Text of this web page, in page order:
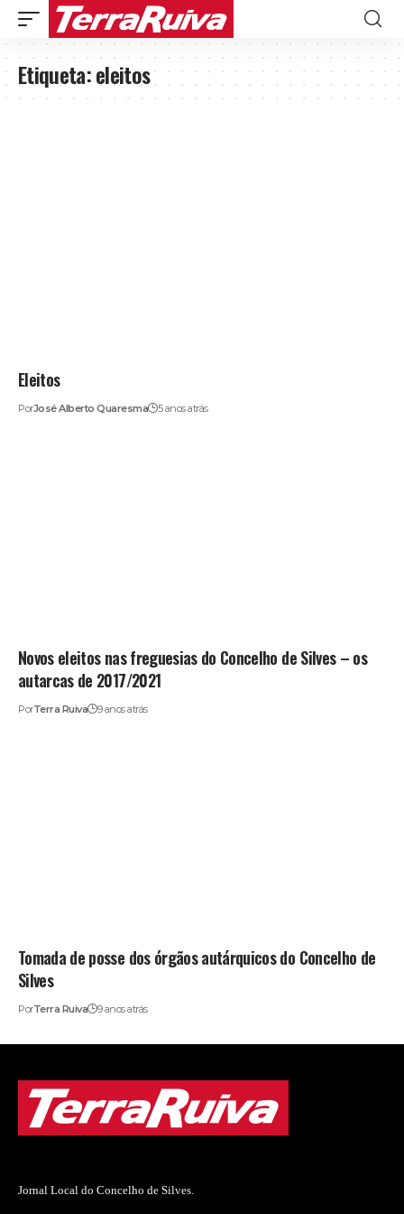
Etiqueta:eleitos
Eleitos
PorJosé Alberto Quaresma 5 anos atrás
Novos eleitos nas freguesias do Concelho de Silves – os
autarcas de 2017/2021
PorTerra Ruiva 9 anos atrás
Tomada de posse dos órgãos autárquicos do Concelho de
Silves
PorTerra Ruiva 9 anos atrás
Jornal Local do Concelho de Silves.